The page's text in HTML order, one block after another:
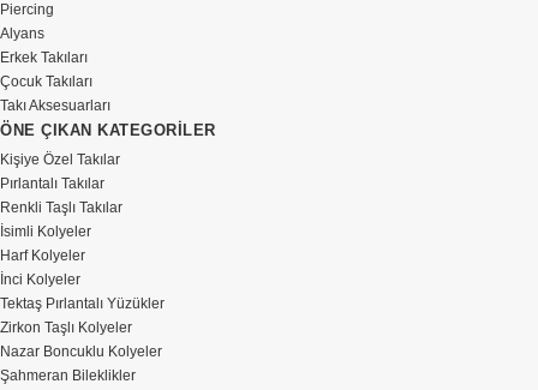
Piercing
Alyans
Erkek Takıları
Çocuk Takıları
Takı Aksesuarları
ÖNE ÇIKAN KATEGORİLER
Kişiye Özel Takılar
Pırlantalı Takılar
Renkli Taşlı Takılar
İsimli Kolyeler
Harf Kolyeler
İnci Kolyeler
Tektaş Pırlantalı Yüzükler
Zirkon Taşlı Kolyeler
Nazar Boncuklu Kolyeler
Şahmeran Bileklikler